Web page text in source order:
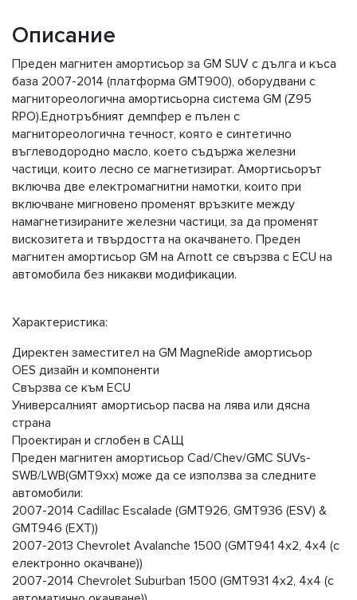
Описание
Преден магнитен амортисьор за GM SUV с дълга и къса
база 2007-2014 (платформа GMT900), оборудвани с
магнитореологична амортисьорна система GM (Z95
RPO).Еднотръбният демпфер е пълен с
магнитореологична течност, която е синтетично
въглеводородно масло, което съдържа железни
частици, които лесно се магнетизират. Амортисьорът
включва две електромагнитни намотки, които при
включване мигновено променят връзките между
намагнетизираните железни частици, за да променят
вискозитета и твърдостта на окачването. Преден
магнитен амортисьор GM на Arnott се свързва с ECU на
автомобила без никакви модификации.
Характеристика:
Директен заместител на GM MagneRide амортисьор
OES дизайн и компоненти
Свързва се към ECU
Универсалният амортисьор пасва на лява или дясна
страна
Проектиран и сглобен в САЩ
Преден магнитен амортисьор Cad/Chev/GMC SUVs-
SWB/LWB(GMT9xx) може да се използва за следните
автомобили:
2007-2014 Cadillac Escalade (GMT926, GMT936 (ESV) &
GMT946 (EXT))
2007-2013 Chevrolet Avalanche 1500 (GMT941 4x2, 4x4 (с
електронно окачване))
2007-2014 Chevrolet Suburban 1500 (GMT931 4x2, 4x4 (с